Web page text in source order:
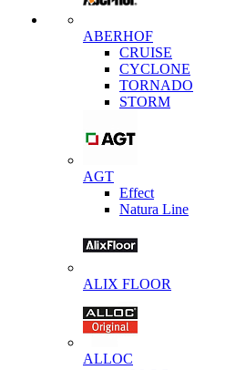
ABERHOF
CRUISE
CYCLONE
TORNADO
STORM
AGT
Effect
Natura Line
ALIX FLOOR
ALLOC